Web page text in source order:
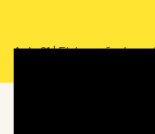
Aula 01 | Elaboração de